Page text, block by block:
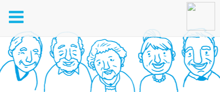
Toggle
navigation